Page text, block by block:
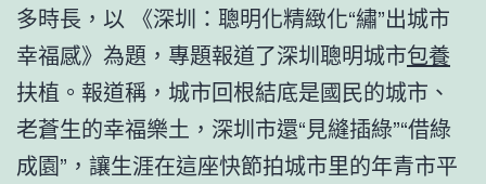
多時長，以 《深圳：聰明化精緻化“繡”出城市
幸福感》為題，專題報道了深圳聰明城市包養
扶植。報道稱，城市回根結底是國民的城市、
老蒼生的幸福樂土，深圳市還“見縫插綠”“借綠
成園”，讓生涯在這座快節拍城市里的年青市平